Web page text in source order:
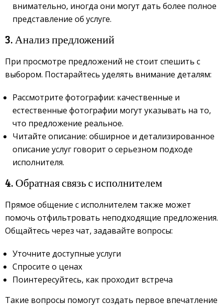
внимательно, иногда они могут дать более полное
представление об услуге.
3. Анализ предложений
При просмотре предложений не стоит спешить с
выбором. Постарайтесь уделять внимание деталям:
Рассмотрите фотографии: качественные и
естественные фотографии могут указывать на то,
что предложение реальное.
Читайте описание: обширное и детализированное
описание услуг говорит о серьезном подходе
исполнителя.
4. Обратная связь с исполнителем
Прямое общение с исполнителем также может
помочь отфильтровать неподходящие предложения.
Общайтесь через чат, задавайте вопросы:
Уточните доступные услуги
Спросите о ценах
Поинтересуйтесь, как проходит встреча
Такие вопросы помогут создать первое впечатление